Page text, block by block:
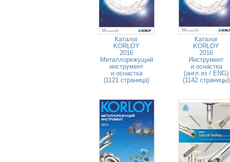
Каталог
KORLOY
2016
Металлорежущий
инструмент
и оснастка
(1121 страница)
Каталог
KORLOY
2016
Инструмент
и оснастка
(англ.яз / ENG)
(1142 страницы)